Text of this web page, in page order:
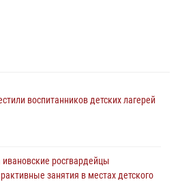
воспитанников детских лагерей
росгвардейцы
занятия в местах детского